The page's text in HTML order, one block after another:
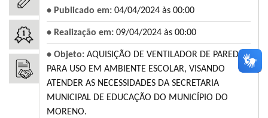
• Publicado em: 04/04/2024 às 00:00
• Realização em: 09/04/2024 às 00:00
• Objeto: AQUISIÇÃO DE VENTILADOR DE PAREDE
PARA USO EM AMBIENTE ESCOLAR, VISANDO
ATENDER AS NECESSIDADES DA SECRETARIA
MUNICIPAL DE EDUCAÇÃO DO MUNICÍPIO DO
MORENO.